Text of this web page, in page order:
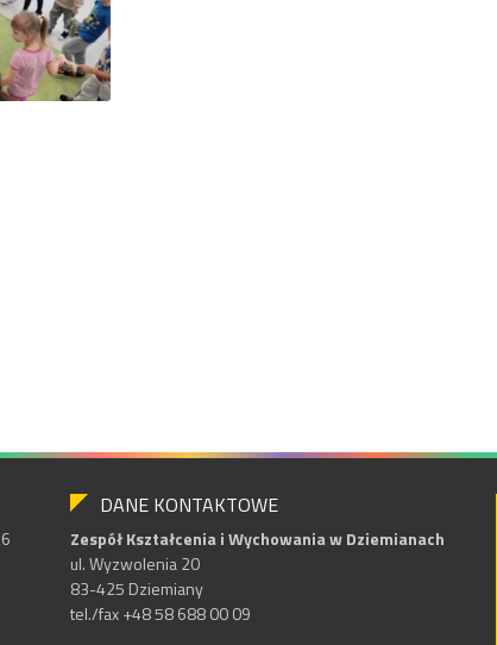
DANE KONTAKTOWE
Zespół Kształcenia i Wychowania w Dziemianach
ul. Wyzwolenia 20
83-425 Dziemiany
tel./fax +48 58 688 00 09